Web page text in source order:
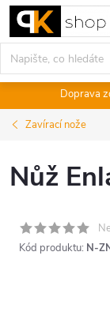
Přejít
obsah
Doprava
Zavírací nože
Nůž
Kód produktu: N-